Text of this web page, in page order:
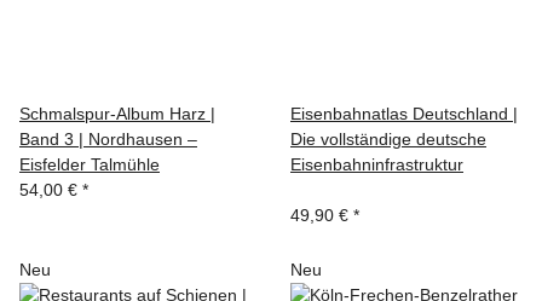
Schmalspur-Album Harz |
Band 3 | Nordhausen –
Eisfelder Talmühle
54,00 € *
Eisenbahnatlas Deutschland |
Die vollständige deutsche
Eisenbahninfrastruktur
49,90 € *
Neu Neu